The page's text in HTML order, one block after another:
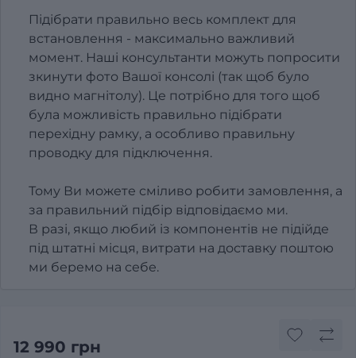
Підібрати правильно весь комплект для
встановлення - максимально важливий
момент. Наші консультанти можуть попросити
зкинути фото Вашої консолі (так щоб було
видно магнітолу). Це потрібно для того щоб
була можливість правильно підібрати
перехідну рамку, а особливо правильну
проводку для підключення.
Тому Ви можете сміливо робити замовлення, а
за правильний підбір відповідаємо ми.
В разі, якщо любий із компонентів не підійде
під штатні місця, витрати на доставку поштою
ми беремо на себе.
12 990 грн